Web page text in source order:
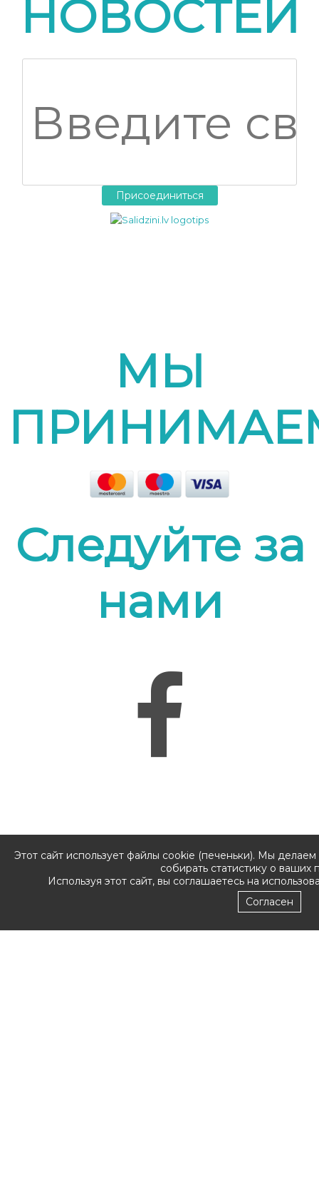
НОВОСТЕЙ
МЫ
Следуйте за
нами
Этот сайт использует файлы cookie (печеньки). Мы
собирать статистику о ваших
Используя этот сайт, вы соглашаетесь на
Согласен